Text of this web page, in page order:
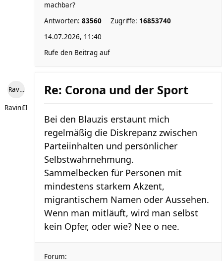
machbar?
Antworten: 83560 Zugriffe: 16853740
14.07.2026, 11:40
Rufe den Beitrag auf
RaviniII
RaviniII
Re: Corona und der Sport
Bei den Blauzis erstaunt mich
regelmäßig die Diskrepanz zwischen
Parteiinhalten und persönlicher
Selbstwahrnehmung.
Sammelbecken für Personen mit
mindestens starkem Akzent,
migrantischem Namen oder Aussehen.
Wenn man mitläuft, wird man selbst
kein Opfer, oder wie? Nee o nee.
Forum: